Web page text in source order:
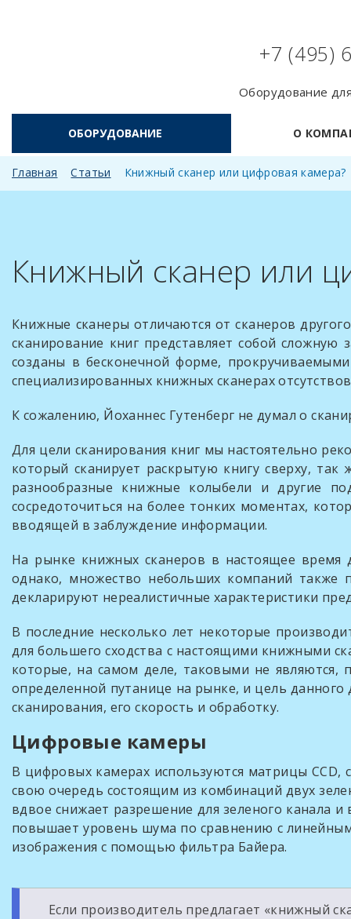
+7 (495)
Оборудование
ОБОРУДОВАНИЕ О
Главная Статьи Книжный сканер или цифровая камера?
Книжный сканер или
Книжные сканеры отличаются от сканеров
сканирование книг представляет собой
созданы в бесконечной форме,
специализированных книжных сканерах
К сожалению, Йоханнес Гутенберг не думал о
Для цели сканирования книг мы настоятельно
который сканирует раскрытую книгу сверху,
разнообразные книжные колыбели и другие
сосредоточиться на более тонких моментах,
вводящей в заблуждение информации.
На рынке книжных сканеров в настоящее время
однако, множество небольших компаний также
декларируют нереалистичные характеристики
В последние несколько лет некоторые
для большего сходства с настоящими книжными
которые, на самом деле, таковыми не являются,
определенной путанице на рынке, и цель данного
сканирования, его скорость и обработку.
Цифровые камеры
В цифровых камерах используются матрицы
свою очередь состоящим из комбинаций двух
вдвое снижает разрешение для зеленого канала
повышает уровень шума по сравнению с
изображения с помощью фильтра Байера.
Если производитель предлагает «книжный